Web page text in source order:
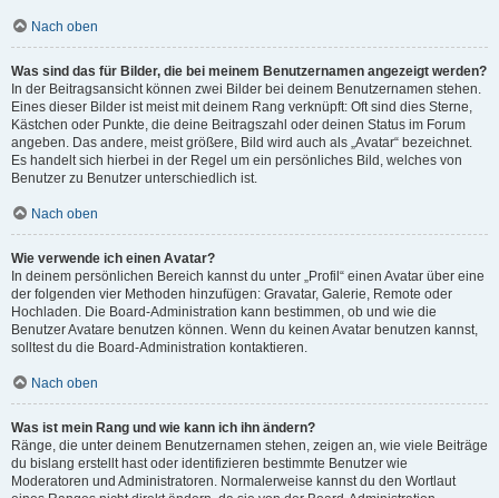
Nach oben
Was sind das für Bilder, die bei meinem Benutzernamen angezeigt werden?
In der Beitragsansicht können zwei Bilder bei deinem Benutzernamen stehen.
Eines dieser Bilder ist meist mit deinem Rang verknüpft: Oft sind dies Sterne,
Kästchen oder Punkte, die deine Beitragszahl oder deinen Status im Forum
angeben. Das andere, meist größere, Bild wird auch als „Avatar“ bezeichnet.
Es handelt sich hierbei in der Regel um ein persönliches Bild, welches von
Benutzer zu Benutzer unterschiedlich ist.
Nach oben
Wie verwende ich einen Avatar?
In deinem persönlichen Bereich kannst du unter „Profil“ einen Avatar über eine
der folgenden vier Methoden hinzufügen: Gravatar, Galerie, Remote oder
Hochladen. Die Board-Administration kann bestimmen, ob und wie die
Benutzer Avatare benutzen können. Wenn du keinen Avatar benutzen kannst,
solltest du die Board-Administration kontaktieren.
Nach oben
Was ist mein Rang und wie kann ich ihn ändern?
Ränge, die unter deinem Benutzernamen stehen, zeigen an, wie viele Beiträge
du bislang erstellt hast oder identifizieren bestimmte Benutzer wie
Moderatoren und Administratoren. Normalerweise kannst du den Wortlaut